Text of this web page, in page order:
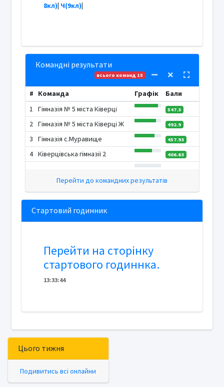
8кл)| Ч(9кл)|
Командні результати
всього команд 15
# Команда Графік
Бали
1
Гімназія № 5 міста Ківерці 547.3
2 Гімназія № 5 міста Ківерці Ж 492.9
3 Гімназія с.Муравище 457.93
4 Ківерцівська гімназії 2 406.63
Перейти до командних результатів
Стартовий годинник
Перейти на сторінку
стартового годиннка.
13:33:44
Цього тижня
Подивитись всі онлайни